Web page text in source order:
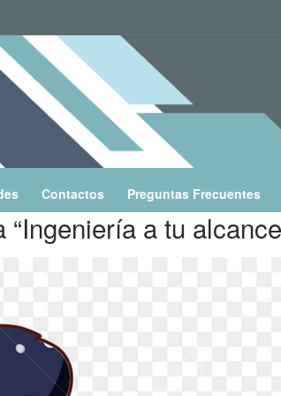
Contactos Preguntas Frecuentes
“Ingeniería a tu